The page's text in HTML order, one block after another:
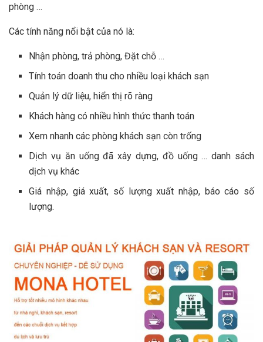
phòng …
Các tính năng nổi bật của nó là:
Nhận phòng, trả phòng, Đặt chỗ …
Tính toán doanh thu cho nhiều loại khách sạn
Quản lý dữ liệu, hiển thị rõ ràng
Khách hàng có nhiều hình thức thanh toán
Xem nhanh các phòng khách sạn còn trống
Dịch vụ ăn uống đã xây dựng, đồ uống … danh sách
dịch vụ khác
Giá nhập, giá xuất, số lượng xuất nhập, báo cáo số
lượng.